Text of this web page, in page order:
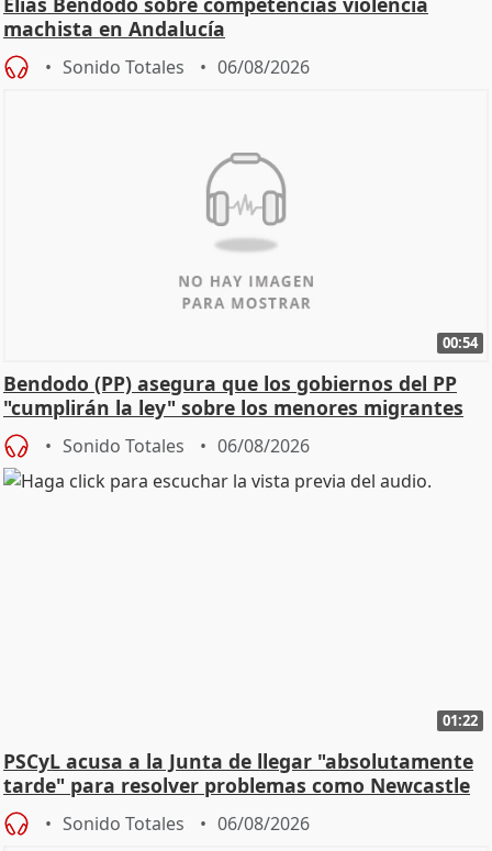
machista en Andalucía
Sonido Totales 06/08/2026
00:54
Bendodo (PP) asegura que los gobiernos del PP
"cumplirán la ley" sobre los menores migrantes
Sonido Totales 06/08/2026
01:22
PSCyL acusa a la Junta de llegar "absolutamente
tarde" para resolver problemas como Newcastle
Sonido Totales 06/08/2026